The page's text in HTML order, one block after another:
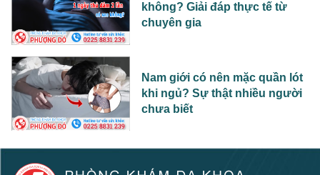
không? Giải đáp thực tế từ
chuyên gia
Nam giới có nên mặc quần lót
khi ngủ? Sự thật nhiều người
chưa biết